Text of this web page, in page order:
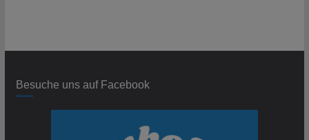
Besuche uns auf Facebook